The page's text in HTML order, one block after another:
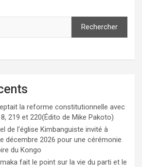
Rechercher
la reforme constitutionnelle avec
219 et 220(Édito de Mike Pakoto)
de l’église Kimbanguiste invité à
décembre 2026 pour une cérémonie
du Kongo
fait le point sur la vie du parti et le